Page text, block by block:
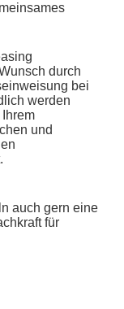
durch
bei
werden
und
auch gern eine
für